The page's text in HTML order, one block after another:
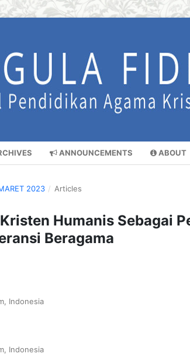
ANNOUNCEMENTS ABOUT
2023 / Articles
Humanis Sebagai
Beragama
Indonesia
Indonesia